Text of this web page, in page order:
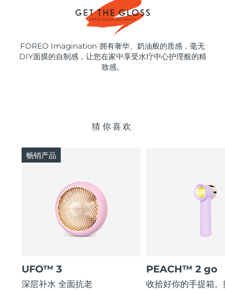
FOREO Imagination ™ 拥有奢华、奶油般的质感，毫无
DIY面膜的自制感，让您在家中享受水疗中心护理般的精
致感。
猜你喜欢
UFO™ 3
深层补水 全面抗老
畅销产品
PEACH™ 2 go
收拾好你的手提箱